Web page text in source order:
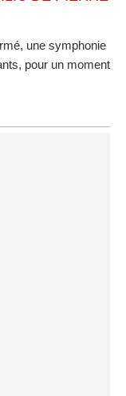
une symphonie
pour un moment